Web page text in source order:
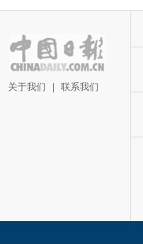
关于我们 联系我们